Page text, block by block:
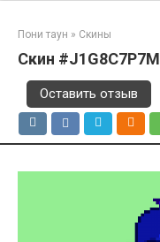
Пони таун » Скины
Скин #J1G8C7P7M
Оставить отзыв